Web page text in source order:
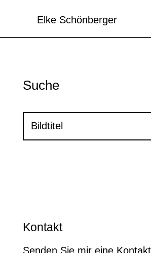
Elke Schönberger
Suche
Kontakt
Senden Sie mir eine